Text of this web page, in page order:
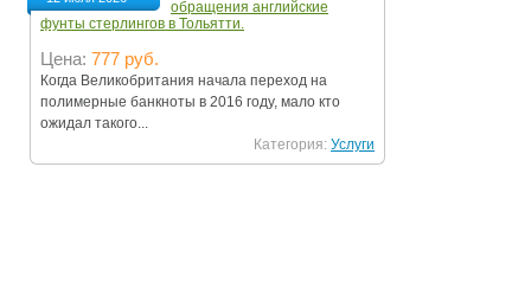
обращения английские
фунты стерлингов в Тольятти.
Цена: 777 руб.
Когда Великобритания начала переход на
полимерные банкноты в 2016 году, мало кто
ожидал такого...
Категория: Услуги